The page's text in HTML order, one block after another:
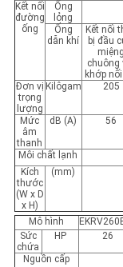
Kết nối
đường
ống
Ống
lỏng
Ống
dẫn khí
Kết nối
bị đầu
miệng
chuông
khớp
Đơn vị
trọng
lượng
Kilôgam 205
Mức
âm
thanh
dB (A) 56
Môi chất lạnh
Kích
thước
(W x D
x H)
(mm)
Mô hình
Sức
chứa
HP 26
Nguồn cấp